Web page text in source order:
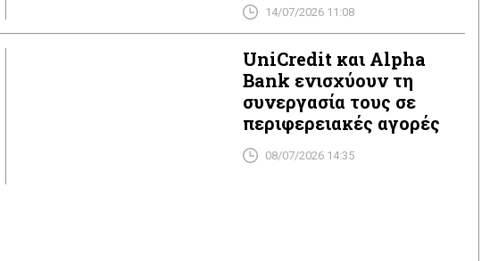
14/07/2026 11:08
UniCredit και Alpha
Bank ενισχύουν τη
συνεργασία τους σε
περιφερειακές αγορές
08/07/2026 14:35